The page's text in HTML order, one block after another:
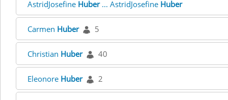
AstridJosefine Huber... AstridJosefine Huber
Carmen Huber 5
Christian Huber 40
Eleonore Huber 2